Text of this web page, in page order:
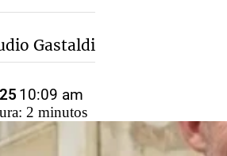
Gastaldi
10:09 am
2 minutos